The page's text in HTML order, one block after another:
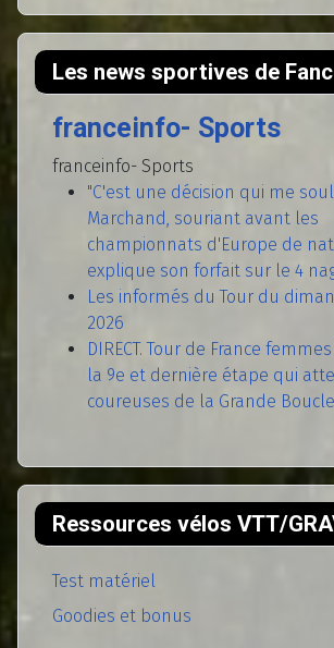
Les news sportives de
franceinfo- Sports
franceinfo- Sports
"C'est une décision qui me
Marchand, souriant avant les
championnats d'Europe de
explique son forfait sur le 4
Les informés du Tour du
2026
DIRECT. Tour de France
la 9e et dernière étape qui
coureuses de la Grande Boucle
Ressources vélos VTT/
Test matériel
Goodies et bonus